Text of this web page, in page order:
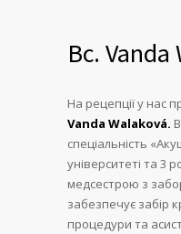
Bc. Vanda
На рецепції у нас
Vanda Walaková.
спеціальність
університеті та 3
медсестрою з
забезпечує забір
процедури та